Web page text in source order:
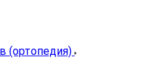
(ортопедия)